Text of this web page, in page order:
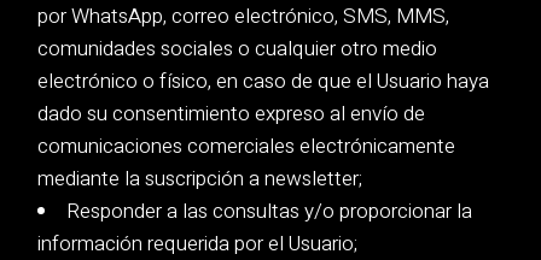
por WhatsApp, correo electrónico, SMS, MMS,
comunidades sociales o cualquier otro medio
electrónico o físico, en caso de que el Usuario haya
dado su consentimiento expreso al envío de
comunicaciones comerciales electrónicamente
mediante la suscripción a newsletter;
Responder a las consultas y/o proporcionar la
información requerida por el Usuario;